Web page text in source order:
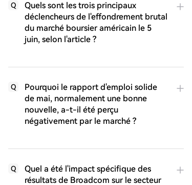
Q
Quels sont les trois principaux
déclencheurs de l'effondrement brutal
du marché boursier américain le 5
juin, selon l'article ?
Q
Pourquoi le rapport d'emploi solide
de mai, normalement une bonne
nouvelle, a-t-il été perçu
négativement par le marché ?
Q
Quel a été l'impact spécifique des
résultats de Broadcom sur le secteur